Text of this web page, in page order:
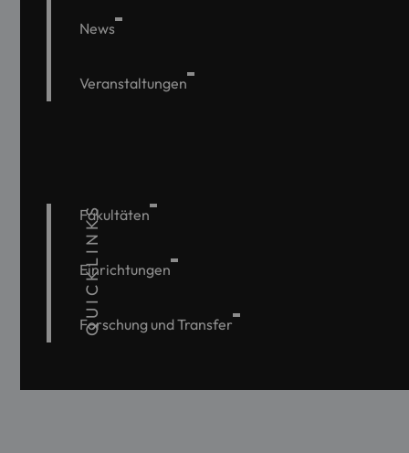
News
Veranstaltungen
QUICKLINKS
Fakultäten
Einrichtungen
Forschung und Transfer